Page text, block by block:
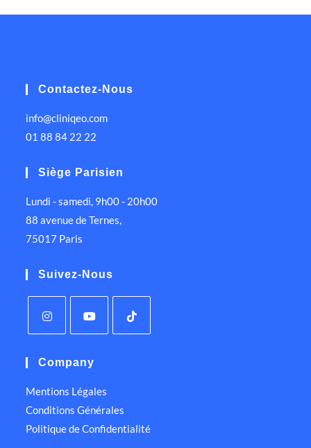
Contactez-Nous
info@cliniqeo.com
01 88 84 22 22
Siège Parisien
Lundi - samedi, 9h00 - 20h00
88 avenue de Ternes,
75017 Paris
Suivez-Nous
Company
Mentions Légales
Conditions Générales
Politique de Confidentialité